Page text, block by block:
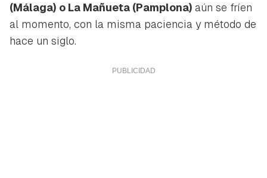
(Málaga) o La Mañueta (Pamplona) aún se fríen
al momento, con la misma paciencia y método de
hace un siglo.